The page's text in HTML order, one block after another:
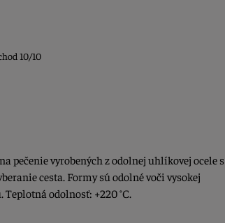
10/10
pečenie vyrobených z odolnej uhlíkovej ocele s
cesta. Formy sú odolné voči vysokej
odolnosť: +220 °C.